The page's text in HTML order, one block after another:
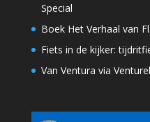
Special
Boek Het Verhaal van
Fiets in de kijker:
Van Ventura via